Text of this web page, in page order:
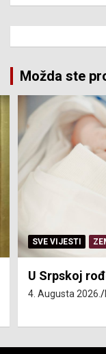
Možda ste
SERVISNE
Isključenja
4. Augusta 2026.